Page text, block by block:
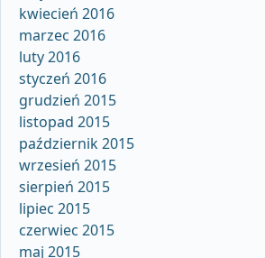
kwiecień 2016
marzec 2016
luty 2016
styczeń 2016
grudzień 2015
listopad 2015
październik 2015
wrzesień 2015
sierpień 2015
lipiec 2015
czerwiec 2015
maj 2015